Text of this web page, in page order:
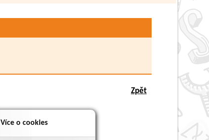
Více o cookies
Zpět